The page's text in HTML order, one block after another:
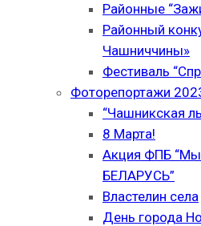
Районные
Районный
Чашниччины»
Фестиваль
Фоторепортажи
“Чашникская
8 Марта!
Акция ФПБ
БЕЛАРУСЬ”
Властелин села
День города